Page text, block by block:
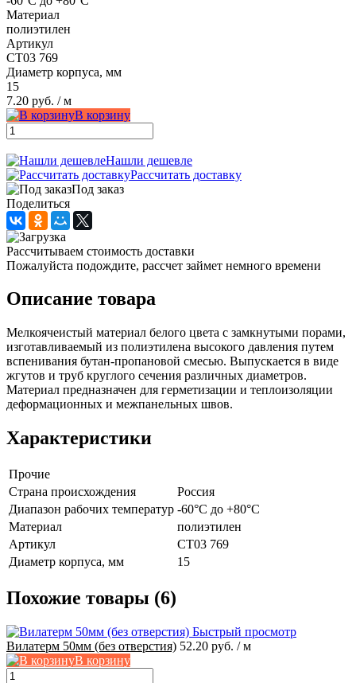
Материал
полиэтилен
Артикул
СТ03 769
Диаметр корпуса, мм
15
7.20 руб. / м
В корзину
Нашли дешевле
Рассчитать доставку
Под заказ
Поделиться
Рассчитываем стоимость доставки
Пожалуйста подождите, рассчет займет немного времени
Описание товара
Мелкоячеистый материал белого цвета с замкнутыми порами,
изготавливаемый из полиэтилена высокого давления путем
вспенивания бутан-пропановой смесью. Выпускается в виде
жгутов и труб круглого сечения различных диаметров.
Материал предназначен для герметизации и теплоизоляции
деформационных и межпанельных швов.
Характеристики
Прочие
Страна происхождения
Россия
Диапазон рабочих температур -60°С до +80°С
Материал
полиэтилен
Артикул
СТ03 769
Диаметр корпуса, мм
15
Похожие товары (6)
Быстрый просмотр
Вилатерм 50мм (без отверстия) 52.20 руб. / м
В корзину